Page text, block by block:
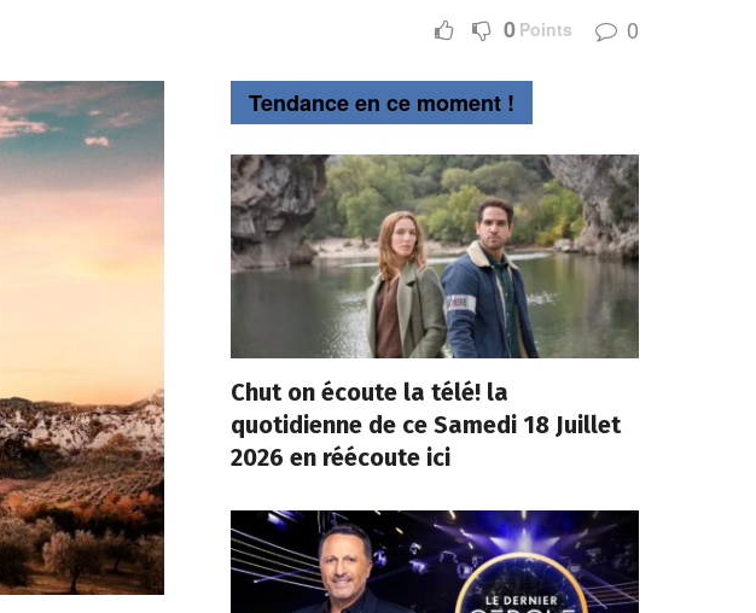
0 Points 0
Tendance en ce moment !
Chut on écoute la télé! la
quotidienne de ce Samedi 18 Juillet
2026 en réécoute ici